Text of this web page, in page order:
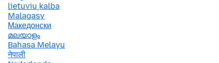
lietuvių kalba
Malagasy
Македонски
മലയാളം
Bahasa Melayu
नेपाली